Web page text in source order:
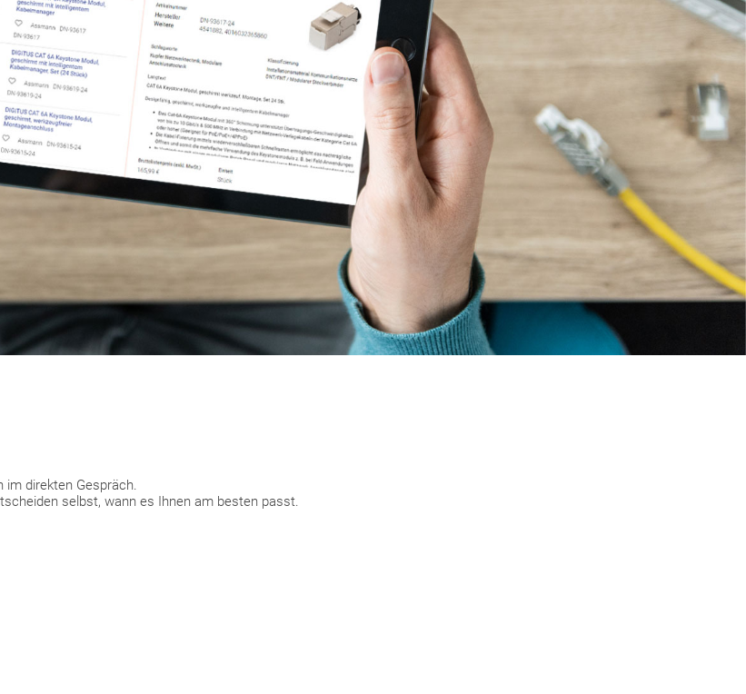
im direkten Gespräch.
selbst, wann es Ihnen am besten passt.